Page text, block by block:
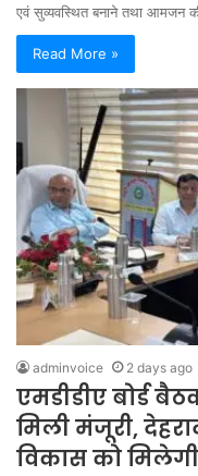
एवं सुव्यवस्थित बनाने तथा आमजन
Read More »
adminvoice 2 days ago
एमडीडीए बोर्ड
मिली मंजूरी,
विकास को